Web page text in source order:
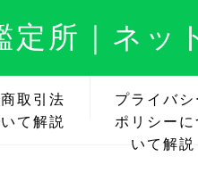
定所｜ネッ
取引法
て解説
プライバシ
ポリシーに
いて解説